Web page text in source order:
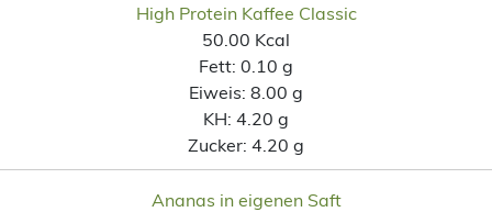
High Protein Kaffee Classic
50.00 Kcal
Fett: 0.10 g
Eiweis: 8.00 g
KH: 4.20 g
Zucker: 4.20 g
Ananas in eigenen Saft